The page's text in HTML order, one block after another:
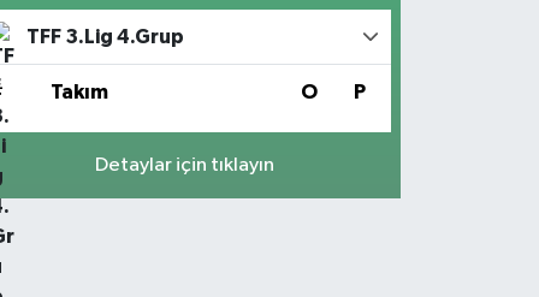
TFF 3.Lig 4.Grup
Takım O P
Detaylar için tıklayın